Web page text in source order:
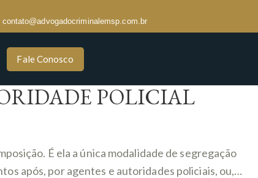
contato@advogadocriminalemsp.com.br
Fale Conosco
POLICIAL
É ela a única modalidade de segregação
após, por agentes e autoridades policiais, ou,…